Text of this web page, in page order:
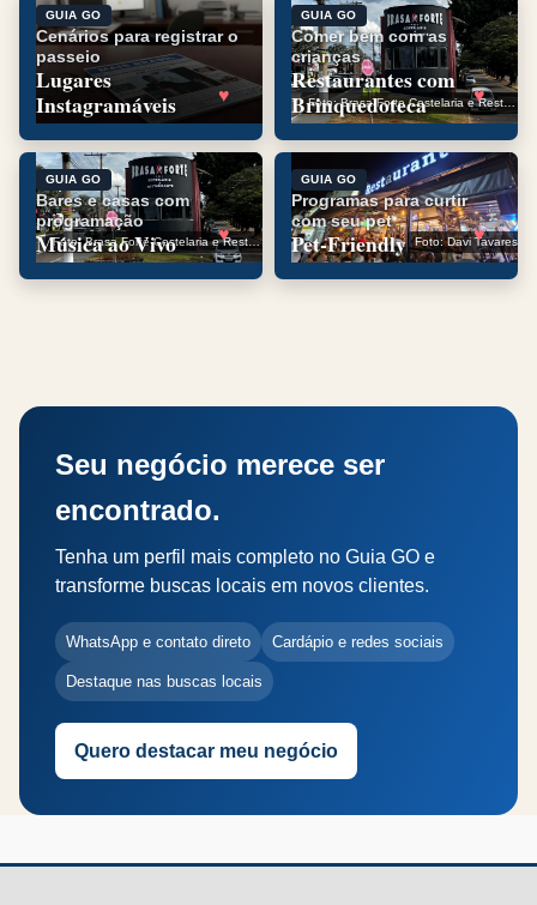
Cenários para registrar o
passeio
Lugares
Instagramáveis
Foto: Brasa Forte Costelaria e Restaurante
Comer bem com as
crianças
Restaurantes com
Brinquedoteca
Foto: Brasa Forte Costelaria e Restaurante
Bares e casas com
programação
Música ao Vivo Foto: Davi Tavares
Programas para curtir
com seu pet
Pet-Friendly
Seu negócio merece ser
encontrado.
Tenha um perfil mais completo no Guia GO e
transforme buscas locais em novos clientes.
WhatsApp e contato direto Cardápio e redes sociais
Destaque nas buscas locais
Quero destacar meu negócio